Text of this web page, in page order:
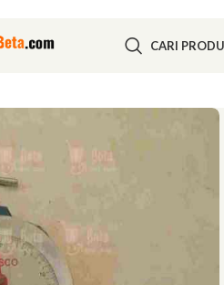
CARI